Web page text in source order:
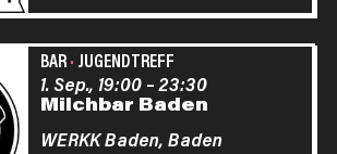
BAR· JUGENDTREFF
Milchbar Baden
1. Sep., 19:00–23:30
WERKK Baden, Baden